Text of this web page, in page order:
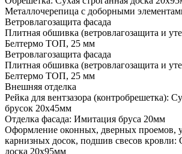
Металлочерепица с доборными
Ветровлагозащита фасада
Плитная обшивка (ветровлагозащита и
Белтермо ТОП, 25 мм
Ветровлагозащита фасада
Плитная обшивка (ветровлагозащита и
Белтермо ТОП, 25 мм
Внешняя отделка
Рейка для вентзазора (контробрешетка):
брусок 20х45мм
Отделка фасада: Имитация бруса 20мм
Оформление оконных, дверных проемов,
карнизных досок, подшив свесов кровли:
доска 20х95мм